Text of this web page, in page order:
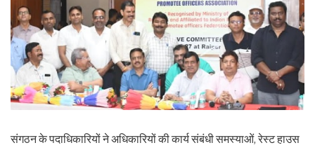
संगठन के पदाधिकारियों ने अधिकारियों की कार्य संबंधी समस्याओं, रेस्ट हाउस